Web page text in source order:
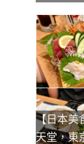
【日本美
天堂，東